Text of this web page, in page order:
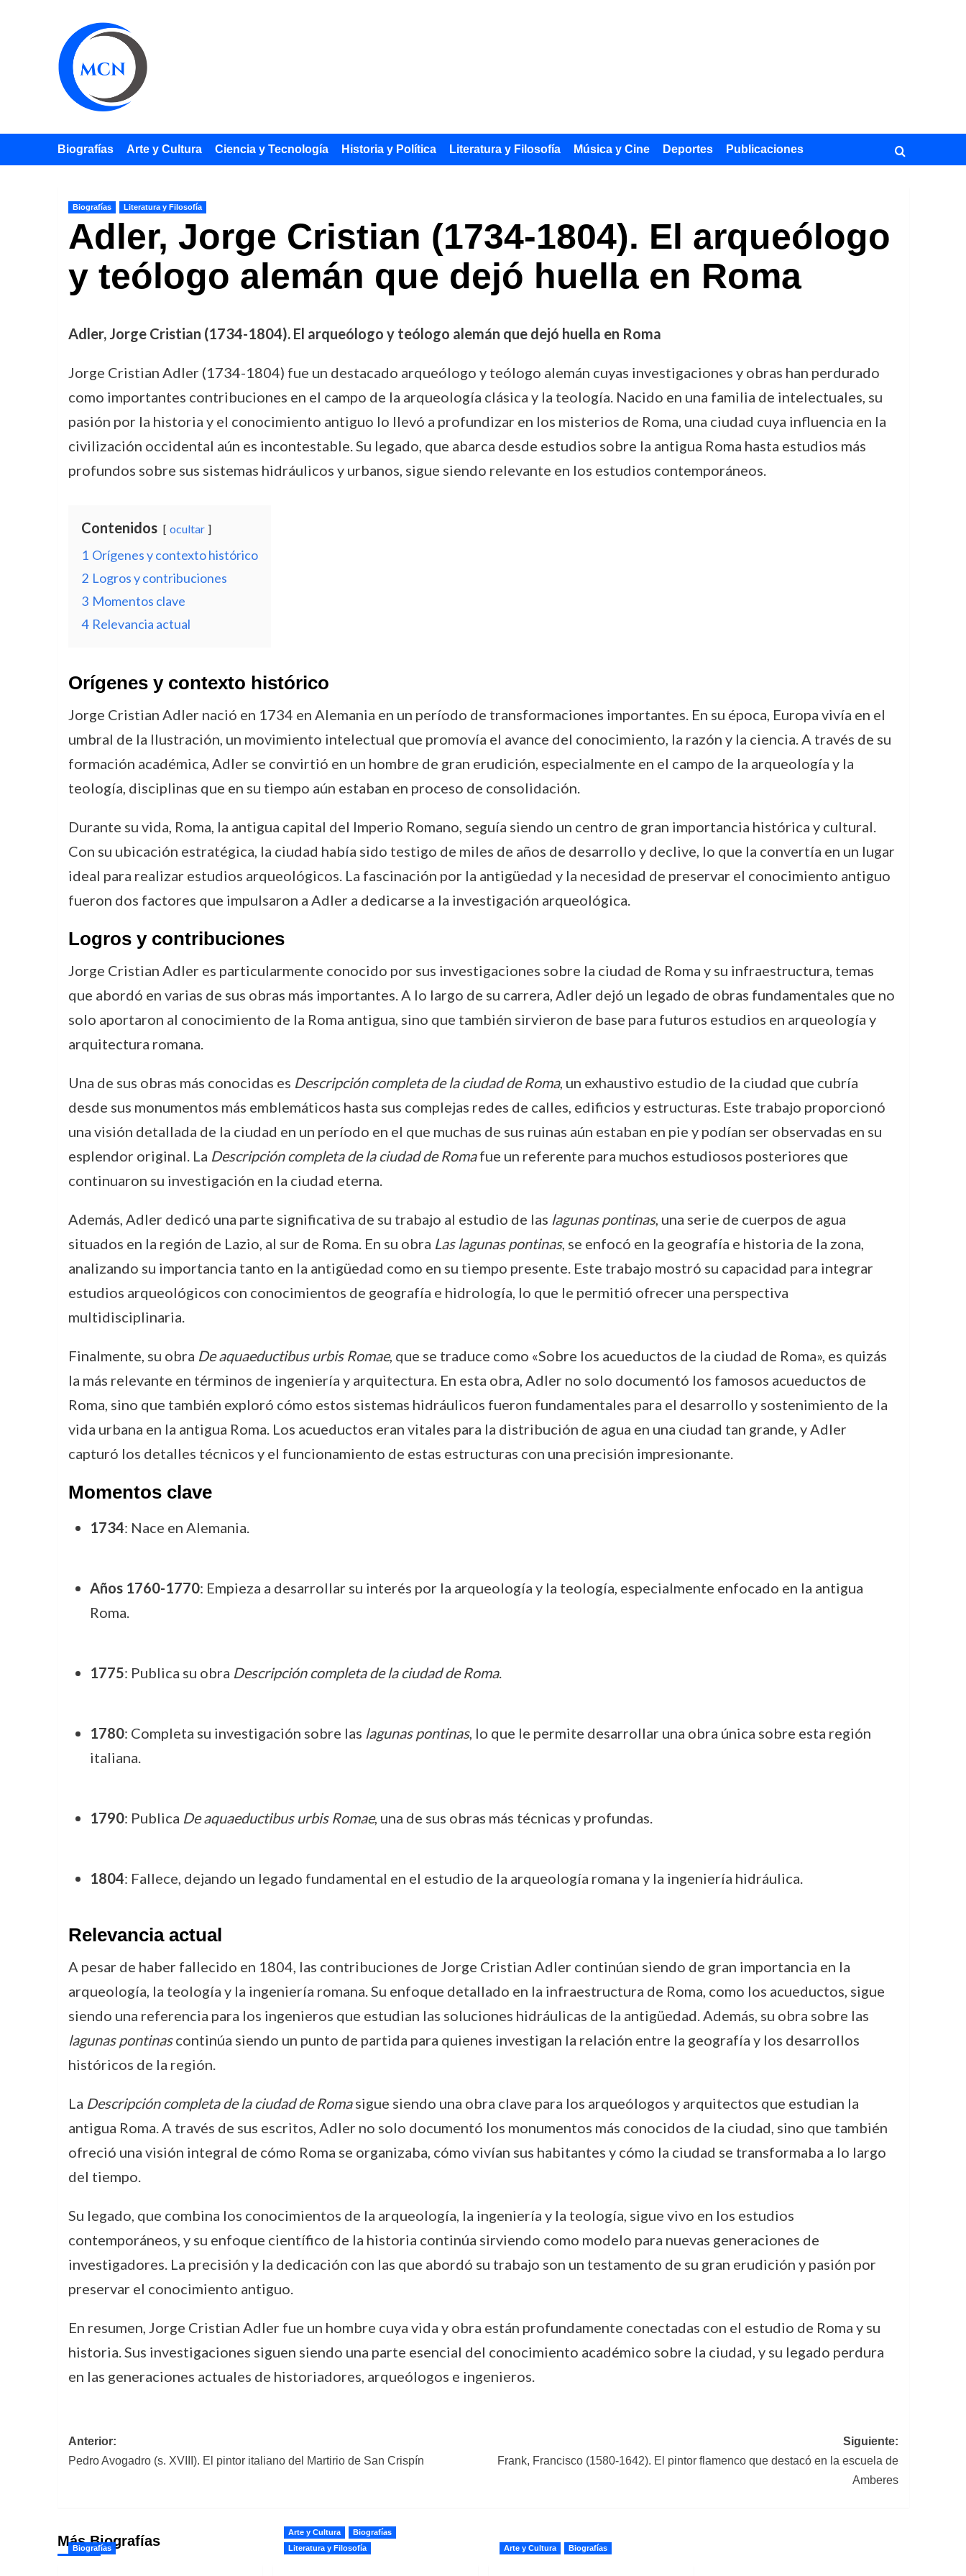
Biografías Arte y Cultura Ciencia y Tecnología Historia y Política Literatura y Filosofía Música y Cine Deportes Publicaciones
Biografías Literatura y Filosofía
Adler, Jorge Cristian (1734-1804). El arqueólogo
y teólogo alemán que dejó huella en Roma
Adler, Jorge Cristian (1734-1804). El arqueólogo y teólogo alemán que dejó huella en Roma
Jorge Cristian Adler (1734-1804) fue un destacado arqueólogo y teólogo alemán cuyas investigaciones y obras han perdurado
como importantes contribuciones en el campo de la arqueología clásica y la teología. Nacido en una familia de intelectuales, su
pasión por la historia y el conocimiento antiguo lo llevó a profundizar en los misterios de Roma, una ciudad cuya influencia en la
civilización occidental aún es incontestable. Su legado, que abarca desde estudios sobre la antigua Roma hasta estudios más
profundos sobre sus sistemas hidráulicos y urbanos, sigue siendo relevante en los estudios contemporáneos.
Contenidos ocultar
1 Orígenes y contexto histórico
2 Logros y contribuciones
3 Momentos clave
4 Relevancia actual
Orígenes y contexto histórico
Jorge Cristian Adler nació en 1734 en Alemania en un período de transformaciones importantes. En su época, Europa vivía en el
umbral de la Ilustración, un movimiento intelectual que promovía el avance del conocimiento, la razón y la ciencia. A través de su
formación académica, Adler se convirtió en un hombre de gran erudición, especialmente en el campo de la arqueología y la
teología, disciplinas que en su tiempo aún estaban en proceso de consolidación.
Durante su vida, Roma, la antigua capital del Imperio Romano, seguía siendo un centro de gran importancia histórica y cultural.
Con su ubicación estratégica, la ciudad había sido testigo de miles de años de desarrollo y declive, lo que la convertía en un lugar
ideal para realizar estudios arqueológicos. La fascinación por la antigüedad y la necesidad de preservar el conocimiento antiguo
fueron dos factores que impulsaron a Adler a dedicarse a la investigación arqueológica.
Logros y contribuciones
Jorge Cristian Adler es particularmente conocido por sus investigaciones sobre la ciudad de Roma y su infraestructura, temas
que abordó en varias de sus obras más importantes. A lo largo de su carrera, Adler dejó un legado de obras fundamentales que no
solo aportaron al conocimiento de la Roma antigua, sino que también sirvieron de base para futuros estudios en arqueología y
arquitectura romana.
Una de sus obras más conocidas es Descripción completa de la ciudad de Roma, un exhaustivo estudio de la ciudad que cubría
desde sus monumentos más emblemáticos hasta sus complejas redes de calles, edificios y estructuras. Este trabajo proporcionó
una visión detallada de la ciudad en un período en el que muchas de sus ruinas aún estaban en pie y podían ser observadas en su
esplendor original. La Descripción completa de la ciudad de Romafue un referente para muchos estudiosos posteriores que
continuaron su investigación en la ciudad eterna.
Además, Adler dedicó una parte significativa de su trabajo al estudio de las lagunas pontinas, una serie de cuerpos de agua
situados en la región de Lazio, al sur de Roma. En su obra Las lagunas pontinas, se enfocó en la geografía e historia de la zona,
analizando su importancia tanto en la antigüedad como en su tiempo presente. Este trabajo mostró su capacidad para integrar
estudios arqueológicos con conocimientos de geografía e hidrología, lo que le permitió ofrecer una perspectiva
multidisciplinaria.
Finalmente, su obra De aquaeductibus urbis Romae, que se traduce como «Sobre los acueductos de la ciudad de Roma», es quizás
la más relevante en términos de ingeniería y arquitectura. En esta obra, Adler no solo documentó los famosos acueductos de
Roma, sino que también exploró cómo estos sistemas hidráulicos fueron fundamentales para el desarrollo y sostenimiento de la
vida urbana en la antigua Roma. Los acueductos eran vitales para la distribución de agua en una ciudad tan grande, y Adler
capturó los detalles técnicos y el funcionamiento de estas estructuras con una precisión impresionante.
Momentos clave
1734: Nace en Alemania.
Años 1760-1770: Empieza a desarrollar su interés por la arqueología y la teología, especialmente enfocado en la antigua
Roma.
1775: Publica su obra Descripción completa de la ciudad de Roma.
1780: Completa su investigación sobre las lagunas pontinas, lo que le permite desarrollar una obra única sobre esta región
italiana.
1790: Publica De aquaeductibus urbis Romae, una de sus obras más técnicas y profundas.
1804: Fallece, dejando un legado fundamental en el estudio de la arqueología romana y la ingeniería hidráulica.
Relevancia actual
A pesar de haber fallecido en 1804, las contribuciones de Jorge Cristian Adler continúan siendo de gran importancia en la
arqueología, la teología y la ingeniería romana. Su enfoque detallado en la infraestructura de Roma, como los acueductos, sigue
siendo una referencia para los ingenieros que estudian las soluciones hidráulicas de la antigüedad. Además, su obra sobre las
lagunas pontinascontinúa siendo un punto de partida para quienes investigan la relación entre la geografía y los desarrollos
históricos de la región.
La Descripción completa de la ciudad de Romasigue siendo una obra clave para los arqueólogos y arquitectos que estudian la
antigua Roma. A través de sus escritos, Adler no solo documentó los monumentos más conocidos de la ciudad, sino que también
ofreció una visión integral de cómo Roma se organizaba, cómo vivían sus habitantes y cómo la ciudad se transformaba a lo largo
del tiempo.
Su legado, que combina los conocimientos de la arqueología, la ingeniería y la teología, sigue vivo en los estudios
contemporáneos, y su enfoque científico de la historia continúa sirviendo como modelo para nuevas generaciones de
investigadores. La precisión y la dedicación con las que abordó su trabajo son un testamento de su gran erudición y pasión por
preservar el conocimiento antiguo.
En resumen, Jorge Cristian Adler fue un hombre cuya vida y obra están profundamente conectadas con el estudio de Roma y su
historia. Sus investigaciones siguen siendo una parte esencial del conocimiento académico sobre la ciudad, y su legado perdura
en las generaciones actuales de historiadores, arqueólogos e ingenieros.
Navegación
Anterior:
Pedro Avogadro (s. XVIII). El pintor italiano del Martirio de San Crispín
Siguiente:
Frank, Francisco (1580-1642). El pintor flamenco que destacó en la escuela de
Amberes
Más Biografías
Biografías
Arte y Cultura
Biografías
Literatura y Filosofía
Arte y Cultura Biografías